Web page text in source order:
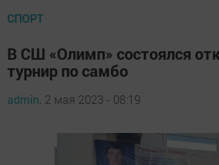
СПОРТ
В СШ «Олимп» состоялся
турнир по самбо
admin, 2 мая 2023 - 08:19